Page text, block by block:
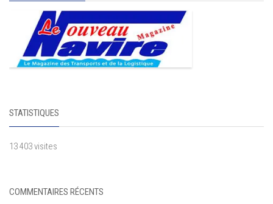
STATISTIQUES
13 403 visites
COMMENTAIRES RÉCENTS